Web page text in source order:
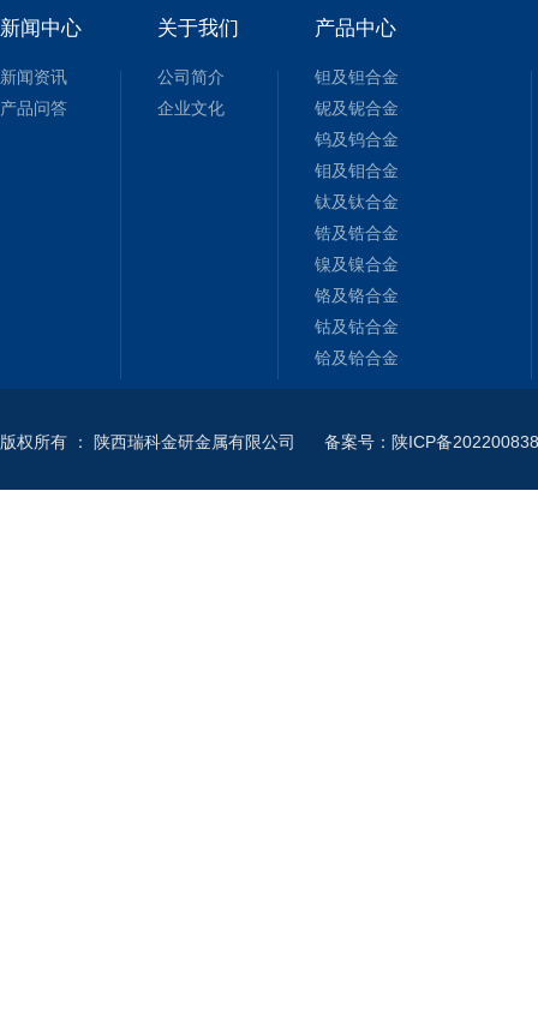
新闻中心
新闻资讯
产品问答
关于我们
公司简介
企业文化
产品中心
钽及钽合金
铌及铌合金
钨及钨合金
钼及钼合金
钛及钛合金
锆及锆合金
镍及镍合金
铬及铬合金
钴及钴合金
铪及铪合金
版权所有 ： 陕西瑞科金研金属有限公司 备案号：陕ICP备